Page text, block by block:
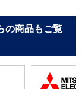
の商品もご覧